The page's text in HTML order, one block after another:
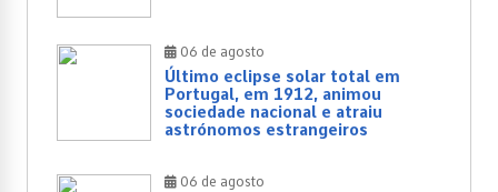
06 de agosto
Último eclipse solar total em
Portugal, em 1912, animou
sociedade nacional e atraiu
astrónomos estrangeiros
06 de agosto